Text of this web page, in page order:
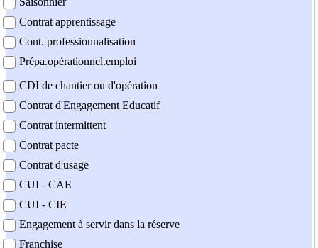
Contrat apprentissage
Cont. professionnalisation
Prépa.opérationnel.emploi
CDI de chantier ou d'opération
Contrat d'Engagement Educatif
Contrat intermittent
Contrat pacte
Contrat d'usage
CUI - CAE
CUI - CIE
Engagement à servir dans la réserve
Franchise